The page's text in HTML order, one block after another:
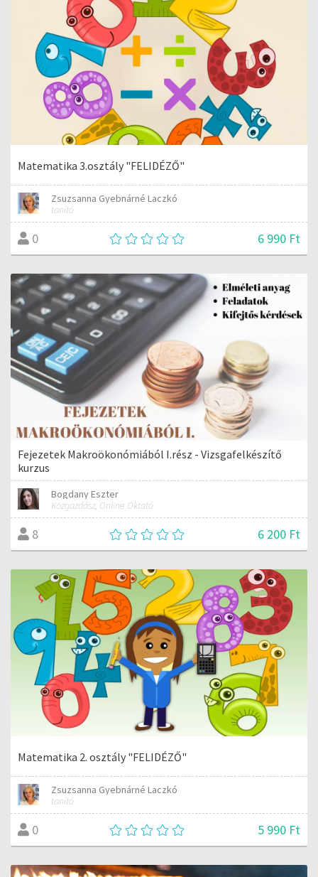
Matematika 3.osztály "FELIDÉZŐ"
Zsuzsanna Gyebnárné Laczkó
tanító
0 6 990 Ft
Fejezetek Makroökonómiából I.rész - Vizsgafelkészítő
kurzus
Bogdany Eszter
Közgazdász, Online Oktató
8 6 200 Ft
Matematika 2. osztály "FELIDÉZŐ"
Zsuzsanna Gyebnárné Laczkó
tanító
0 5 990 Ft